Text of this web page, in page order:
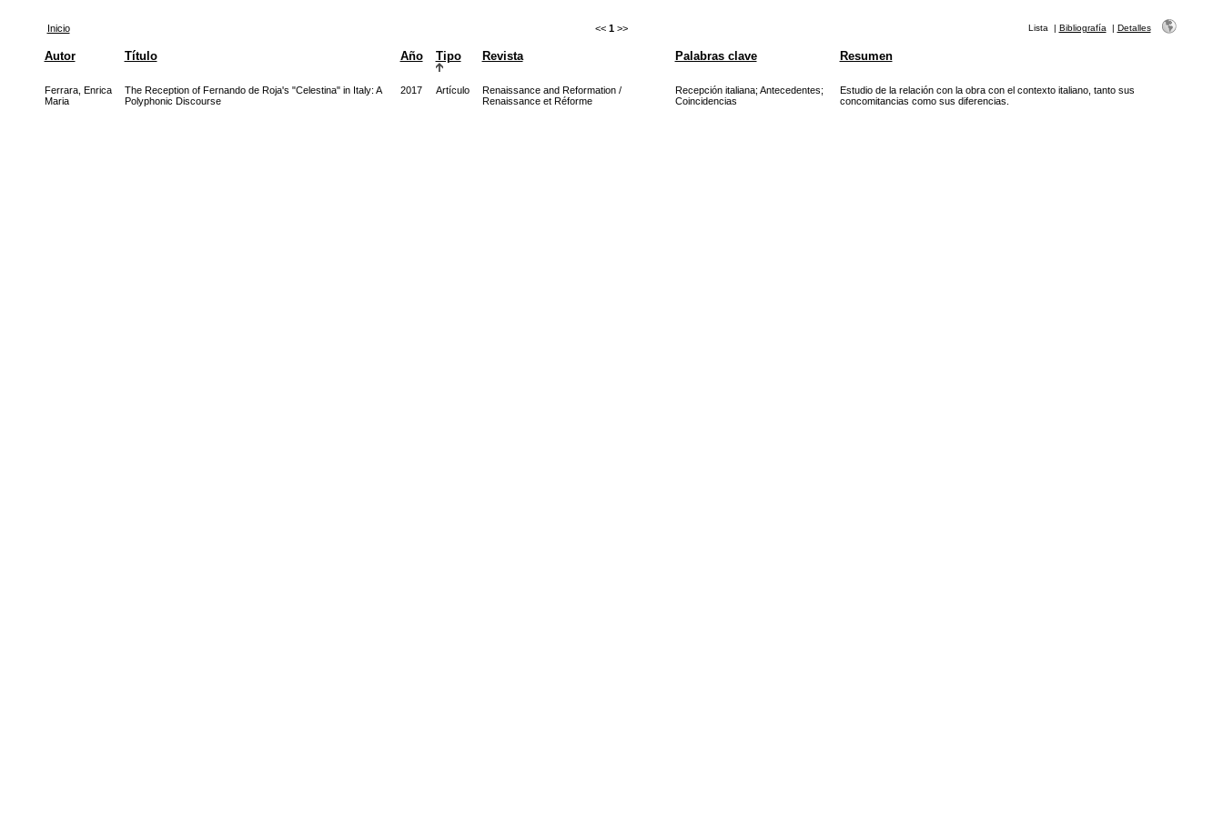
Inicio << 1 >> Lista | Bibliografía | Detalles
Autor Título Año Tipo Revista Palabras clave Resumen
Ferrara, Enrica
Maria
The Reception of Fernando de Roja's "Celestina" in Italy: A
Polyphonic Discourse
2017 Artículo
Renaissance and Reformation /
Renaissance et Réforme
Recepción italiana; Antecedentes;
Coincidencias
Estudio de la relación con la obra con el contexto italiano, tanto sus
concomitancias como sus diferencias.